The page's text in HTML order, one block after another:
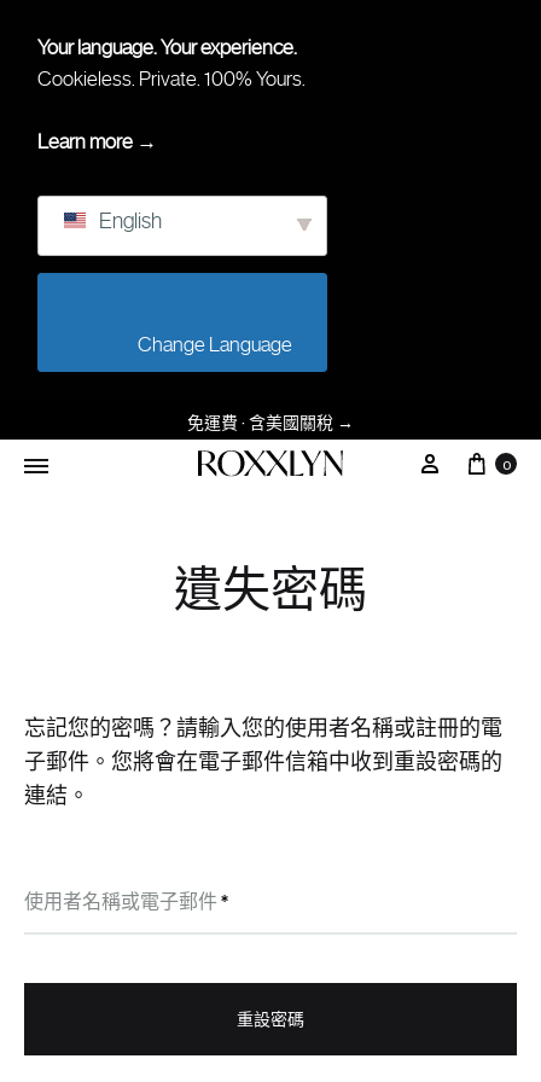
Your language. Your experience.
Cookieless. Private. 100% Yours.
Learn more →
English
免運費 · 含美國關稅 →
我的帳戶
购
0
遺失密碼
忘記您的密嗎？請輸入您的使用者名稱或註冊的電
子郵件。您將會在電子郵件信箱中收到重設密碼的
連結。
使用者名稱或電子郵件*必
填
重設密碼